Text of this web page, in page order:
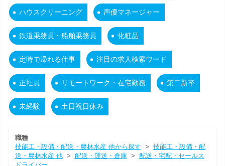
ハウスクリーニング 声優マネージャー
鉄道乗務員・船舶乗務員 化粧品
定時で帰れる仕事 注目の求人検索ワード
正社員 リモートワーク・在宅勤務 第二新卒
未経験 土日祝日休み
職種
技能工・設備・配送・農林水産 他から探す > 技能工・設備・配
送・農林水産 他> 配送・運送・倉庫> 配送・宅配・セールス